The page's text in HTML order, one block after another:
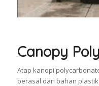
Canopy
Atap kanopi
berasal dari bahan